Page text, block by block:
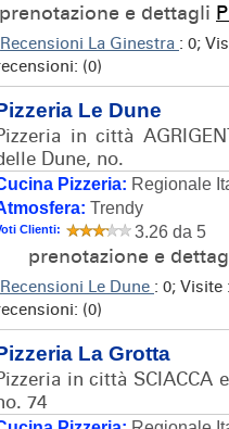
prenotazione e dettagli
Recensioni La Ginestra : 0;
(0)
Le Dune
in città
Dune, no.
Pizzeria: Regionale
Trendy
Clienti: 3.26 da 5
prenotazione e
Recensioni Le Dune : 0; Visite
(0)
La Grotta
in città SCIACCA
74